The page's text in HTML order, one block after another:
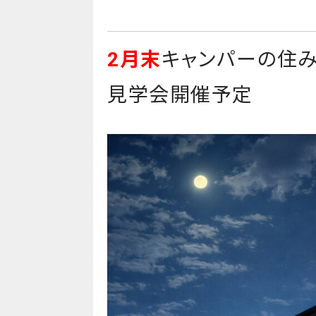
2月末キャンパーの住
見学会開催予定